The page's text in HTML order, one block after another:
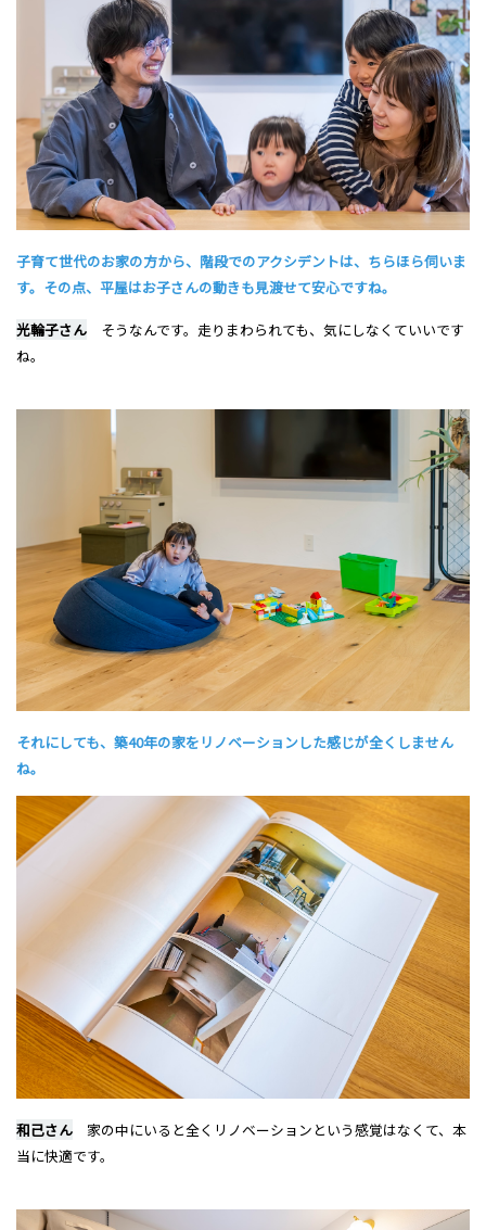
子育て世代のお家の方から、階段でのアクシデントは、ちらほら伺いま
す。その点、平屋はお子さんの動きも見渡せて安心ですね。
光輪子さん そうなんです。走りまわられても、気にしなくていいです
ね。
それにしても、築40年の家をリノベーションした感じが全くしません
ね。
和己さん 家の中にいると全くリノベーションという感覚はなくて、本
当に快適です。